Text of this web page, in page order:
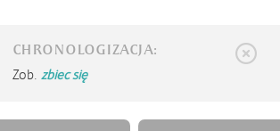
CHRONOLOGIZACJA:
Zob. zbiec się